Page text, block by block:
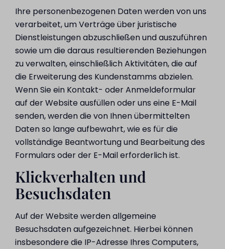
Ihre personenbezogenen Daten werden von uns
verarbeitet, um Verträge über juristische
Dienstleistungen abzuschließen und auszuführen
sowie um die daraus resultierenden Beziehungen
zu verwalten, einschließlich Aktivitäten, die auf
die Erweiterung des Kundenstamms abzielen.
Wenn Sie ein Kontakt- oder Anmeldeformular
auf der Website ausfüllen oder uns eine E-Mail
senden, werden die von Ihnen übermittelten
Daten so lange aufbewahrt, wie es für die
vollständige Beantwortung und Bearbeitung des
Formulars oder der E-Mail erforderlich ist.
Klickverhalten und
Besuchsdaten
Auf der Website werden allgemeine
Besuchsdaten aufgezeichnet. Hierbei können
insbesondere die IP-Adresse Ihres Computers,